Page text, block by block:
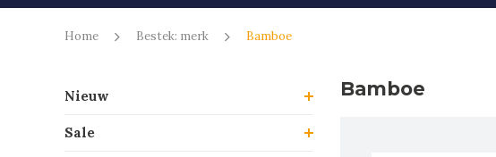
Home Bestek: merk Bamboe
Nieuw
Sale
Bamboe